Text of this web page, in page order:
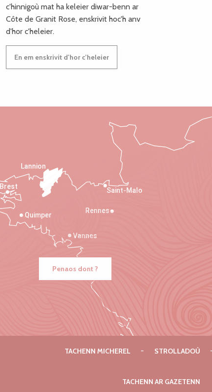
c'hinnigoù mat ha keleier diwar-benn ar
Côte de Granit Rose, enskrivit hoc'h anv
d'hor c'heleier.
En em enskrivit d'hor c'heleier
Saint-Malo
Rennes
Vannes
Quimper
Lannion
Brest
Penaos dont ?
TACHENN MICHEREL STROLLADOÙ
TACHENN AR GAZETENN